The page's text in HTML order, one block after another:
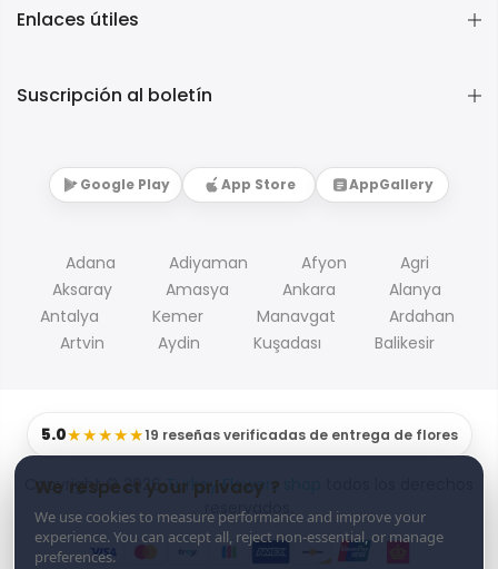
We respect your privacy ?
We use cookies to measure performance and improve your
experience. You can accept all, reject non-essential, or manage
preferences.
Enlaces útiles
Suscripción al boletín
Google Play App Store AppGallery
Adana Adiyaman Afyon
Agri
Aksaray
Amasya Ankara
Alanya
Antalya
Kemer Manavgat
Ardahan
Artvin
Aydin Kuşadası Balikesir
5.0★★★★★19 reseñas verificadas de entrega de flores
Copyright © 2026Turkey Flowers shop
reservados.